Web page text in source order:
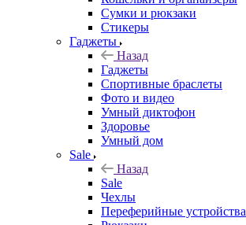
Сумки и рюкзаки
Стикеры
Гаджеты
Назад
Гаджеты
Спортивные браслеты
Фото и видео
Умный диктофон
Здоровье
Умный дом
Sale
Назад
Sale
Чехлы
Переферийные устройства